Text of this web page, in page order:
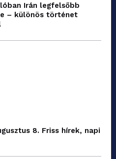
Irán legfelsőbb
– különös történet
8. Friss hírek, napi